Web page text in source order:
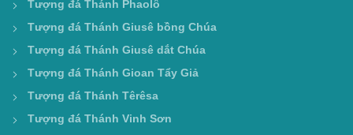
Tượng đá Thánh Phaolô
Tượng đá Thánh Giusê bồng Chúa
Tượng đá Thánh Giusê dắt Chúa
Tượng đá Thánh Gioan Tẩy Giả
Tượng đá Thánh Têrêsa
Tượng đá Thánh Vinh Sơn